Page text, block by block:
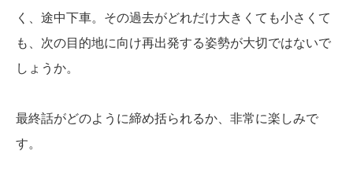
く、途中下車。その過去がどれだけ大きくても小さくて
も、次の目的地に向け再出発する姿勢が大切ではないで
しょうか。
最終話がどのように締め括られるか、非常に楽しみで
す。